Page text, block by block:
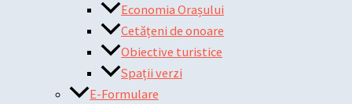
Economia Orașului
Cetățeni de onoare
Obiective turistice
Spații verzi
E-Formulare